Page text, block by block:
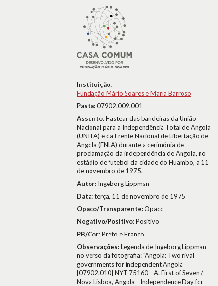
Instituição:
Fundação Mário Soares e Maria Barroso
Pasta:07902.009.001
Assunto:Hastear das bandeiras da União
Nacional para a Independência Total de Angola
(UNITA) e da Frente Nacional de Libertação de
Angola (FNLA) durante a cerimónia de
proclamação da independência de Angola, no
estádio de futebol da cidade do Huambo, a 11
de novembro de 1975.
Autor: Ingeborg Lippman
Data:terça, 11 de novembro de 1975
Opaco/Transparente:Opaco
Negativo/Positivo:Positivo
PB/Cor:Preto e Branco
Observações:Legenda de Ingeborg Lippman
no verso da fotografia: "Angola: Two rival
governments for independent Angola
[07902.010] NYT 75160 - A. First of Seven /
Nova Lisboa, Angola - Independence Day for